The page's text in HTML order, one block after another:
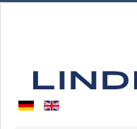
Benutzername